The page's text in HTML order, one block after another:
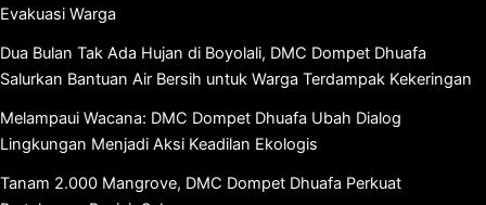
Evakuasi Warga
Dua Bulan Tak Ada Hujan di Boyolali, DMC Dompet Dhuafa
Salurkan Bantuan Air Bersih untuk Warga Terdampak Kekeringan
Melampaui Wacana: DMC Dompet Dhuafa Ubah Dialog
Lingkungan Menjadi Aksi Keadilan Ekologis
Tanam 2.000 Mangrove, DMC Dompet Dhuafa Perkuat